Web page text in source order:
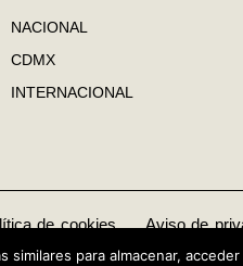
NACIONAL
CDMX
INTERNACIONAL
de cookies Aviso de
similares para almacenar,